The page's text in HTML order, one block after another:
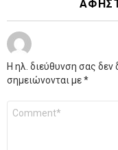
Η ηλ. διεύθυνση σας δεν
σημειώνονται με*